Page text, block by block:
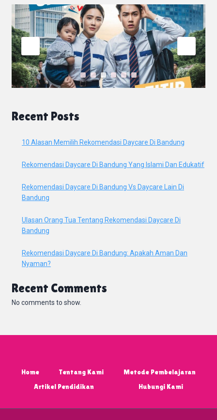
Recent Posts
10 Alasan Memilih Rekomendasi Daycare Di Bandung
Rekomendasi Daycare Di Bandung Yang Islami Dan Edukatif
Rekomendasi Daycare Di Bandung Vs Daycare Lain Di
Bandung
Ulasan Orang Tua Tentang Rekomendasi Daycare Di
Bandung
Rekomendasi Daycare Di Bandung: Apakah Aman Dan
Nyaman?
Recent Comments
No comments to show.
Home Tentang Kami
Metode Pembelajaran
Artikel Pendidikan
Hubungi Kami